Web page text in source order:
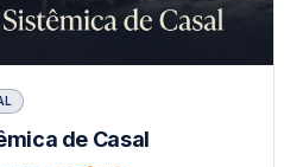
de Casal